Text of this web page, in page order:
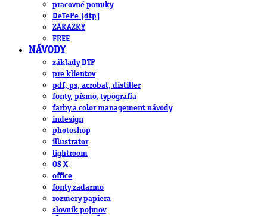
pracovné ponuky
DeTePe [dtp]
ZÁKAZKY
FREE
NÁVODY
základy DTP
pre klientov
pdf, ps, acrobat, distiller
fonty, písmo, typografia
farby a color management návody
indesign
photoshop
illustrator
lightroom
OS X
office
fonty zadarmo
rozmery papiera
slovník pojmov